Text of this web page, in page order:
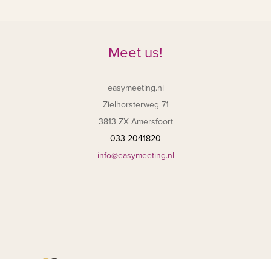
Meet us!
easymeeting.nl
Zielhorsterweg 71
3813 ZX Amersfoort
033-2041820
info@easymeeting.nl